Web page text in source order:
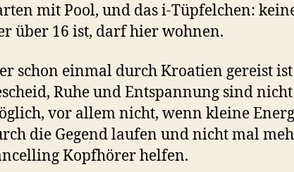
mit Pool, und das i-Tüpfelchen:
über 16 ist, darf hier wohnen.
schon einmal durch Kroatien gereist
Ruhe und Entspannung sind
vor allem nicht, wenn kleine
die Gegend laufen und nicht mal
Kopfhörer helfen.